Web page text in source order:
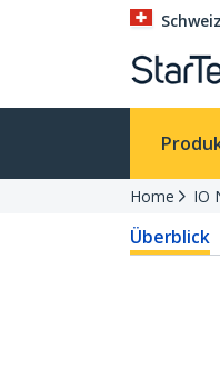
Schweiz
Home IO
Überblick